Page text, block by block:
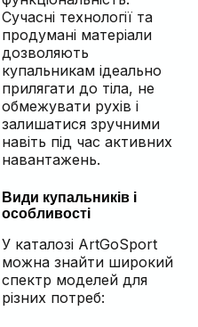
Сучасні технології та
продумані матеріали
дозволяють
купальникам ідеально
прилягати до тіла, не
обмежувати рухів і
залишатися зручними
навіть під час активних
навантажень.
Види купальників і
особливості
У каталозі ArtGoSport
можна знайти широкий
спектр моделей для
різних потреб: